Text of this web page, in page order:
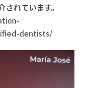
れています。
dentists/